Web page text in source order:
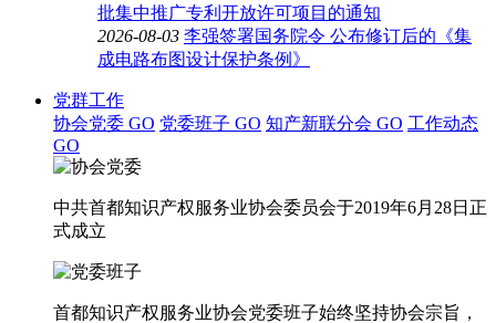
批集中推广专利开放许可项目的通知
2026-08-03 李强签署国务院令 公布修订后的《集
成电路布图设计保护条例》
党群工作
协会党委 GO 党委班子 GO 知产新联分会 GO 工作动态
GO
中共首都知识产权服务业协会委员会于2019年6月28日正
式成立
首都知识产权服务业协会党委班子始终坚持协会宗旨，